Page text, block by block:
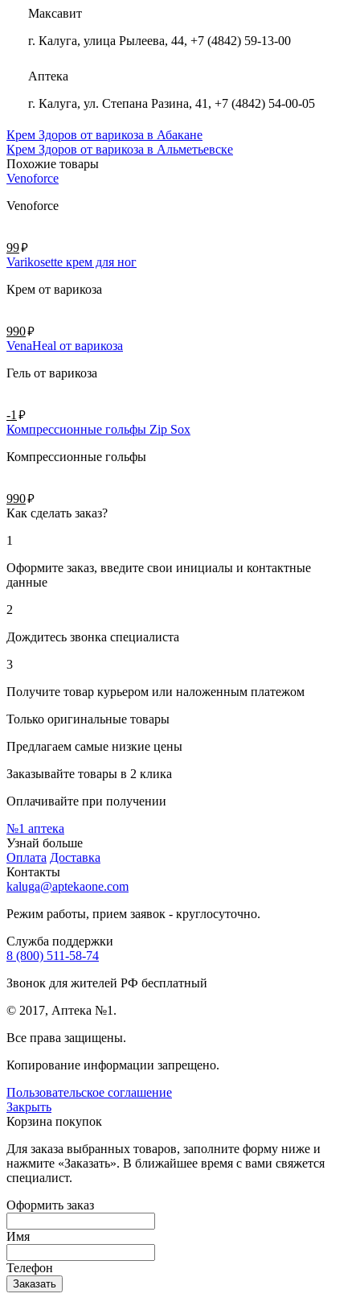
Максавит
г. Калуга, улица Рылеева, 44, +7 (4842) 59-13-00
Аптека
г. Калуга, ул. Степана Разина, 41, +7 (4842) 54-00-05
Крем Здоров от варикоза в Абакане
Крем Здоров от варикоза в Альметьевске
Похожие товары
Venoforce
Venoforce
99руб.
Varikosette крем для ног
Крем от варикоза
990руб.
VenaHeal от варикоза
Гель от варикоза
-1 руб.
Компрессионные гольфы Zip Sox
Компрессионные гольфы
990руб.
Как сделать заказ?
1
Оформите заказ, введите свои инициалы и контактные
данные
2
Дождитесь звонка специалиста
3
Получите товар курьером или наложенным платежом
Только оригинальные товары
Предлагаем самые низкие цены
Заказывайте товары в 2 клика
Оплачивайте при получении
№1 аптека
Узнай больше
Оплата Доставка
Контакты
kaluga@aptekaone.com
Режим работы, прием заявок - круглосуточно.
Служба поддержки
8 (800) 511-58-74
Звонок для жителей РФ бесплатный
© 2017, Аптека №1.
Все права защищены.
Копирование информации запрещено.
Пользовательское соглашение
Закрыть
Корзина покупок
Для заказа выбранных товаров, заполните форму ниже и
нажмите «Заказать». В ближайшее время с вами свяжется
специалист.
Оформить заказ
Имя
Телефон